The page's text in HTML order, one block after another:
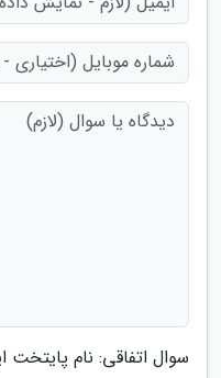
سوال اتفاقی: نام